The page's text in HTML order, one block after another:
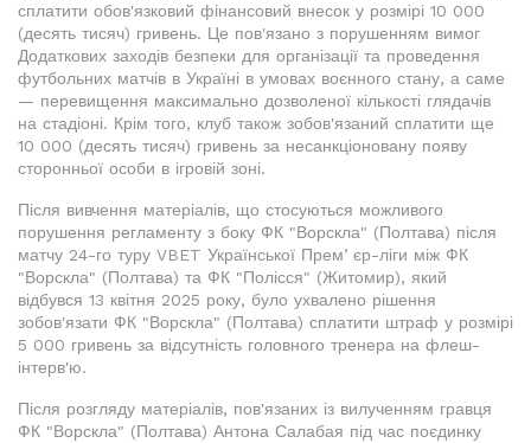
сплатити обов'язковий фінансовий внесок у розмірі 10 000
(десять тисяч) гривень. Це пов'язано з порушенням вимог
Додаткових заходів безпеки для організації та проведення
футбольних матчів в Україні в умовах воєнного стану, а саме
— перевищення максимально дозволеної кількості глядачів
на стадіоні. Крім того, клуб також зобов'язаний сплатити ще
10 000 (десять тисяч) гривень за несанкціоновану появу
сторонньої особи в ігровій зоні.
Після вивчення матеріалів, що стосуються можливого
порушення регламенту з боку ФК "Ворскла" (Полтава) після
матчу 24-го туру VBET Української Премʼєр-ліги між ФК
"Ворскла" (Полтава) та ФК "Полісся" (Житомир), який
відбувся 13 квітня 2025 року, було ухвалено рішення
зобов'язати ФК "Ворскла" (Полтава) сплатити штраф у розмірі
5 000 гривень за відсутність головного тренера на флеш-
інтерв'ю.
Після розгляду матеріалів, пов'язаних із вилученням гравця
ФК "Ворскла" (Полтава) Антона Салабая під час поєдинку